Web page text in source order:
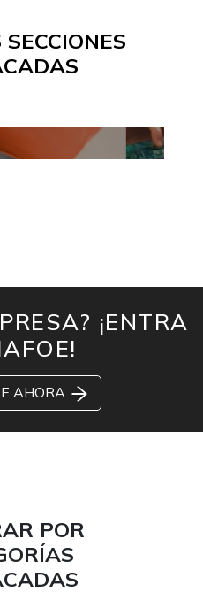
TAILOR
¡ENTRA
AHORA
POR